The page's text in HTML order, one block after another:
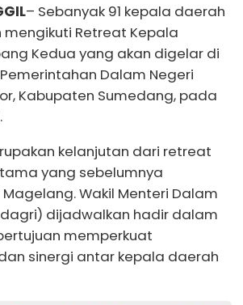
– Sebanyak 91 kepala daerah
Retreat Kepala
Kedua yang akan digelar di
Dalam Negeri
Kabupaten Sumedang, pada
kelanjutan dari retreat
yang sebelumnya
Wakil Menteri Dalam
dijadwalkan hadir dalam
memperkuat
sinergi antar kepala daerah